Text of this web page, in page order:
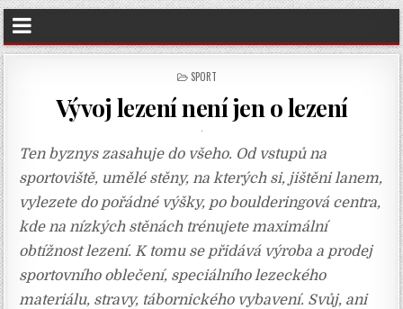
POSTED
SPORT
Vývoj lezení není jen o lezení
Ten byznys zasahuje do všeho. Od vstupů na
sportoviště, umělé stěny, na kterých si, jištěni lanem,
vylezete do pořádné výšky, po boulderingová centra,
kde na nízkých stěnách trénujete maximální
obtížnost lezení. K tomu se přidává výroba a prodej
sportovního oblečení, speciálního lezeckého
materiálu, stravy, tábornického vybavení. Svůj, ani